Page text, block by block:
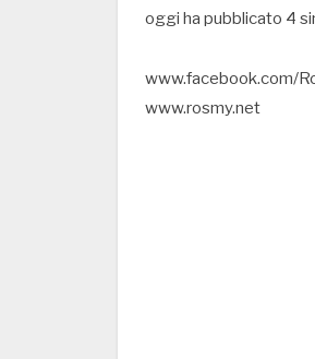
oggi ha pubblicato 4
www.facebook.com/
www.rosmy.net